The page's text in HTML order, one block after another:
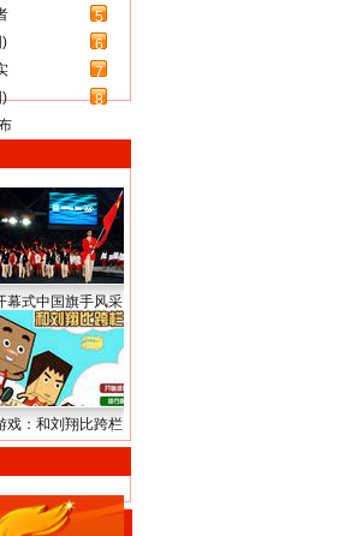
5
)
6
7
)
8
幕式中国旗手风采
戏：和刘翔比跨栏